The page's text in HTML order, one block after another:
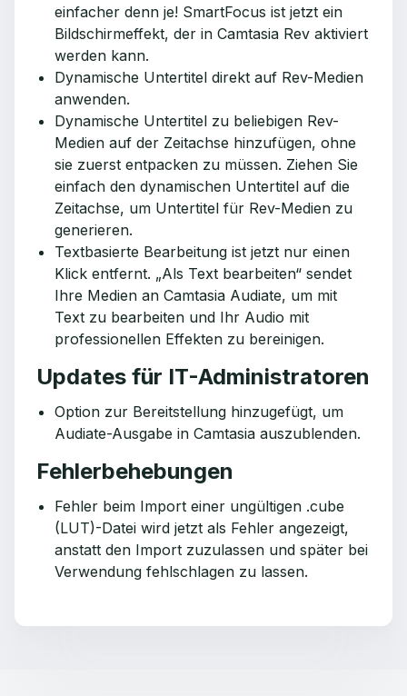
einfacher denn je! SmartFocus ist jetzt ein
Bildschirmeffekt, der in Camtasia Rev aktiviert
werden kann.
Dynamische Untertitel direkt auf Rev-Medien
anwenden.
Dynamische Untertitel zu beliebigen Rev-
Medien auf der Zeitachse hinzufügen, ohne
sie zuerst entpacken zu müssen. Ziehen Sie
einfach den dynamischen Untertitel auf die
Zeitachse, um Untertitel für Rev-Medien zu
generieren.
Textbasierte Bearbeitung ist jetzt nur einen
Klick entfernt. „Als Text bearbeiten“ sendet
Ihre Medien an Camtasia Audiate, um mit
Text zu bearbeiten und Ihr Audio mit
professionellen Effekten zu bereinigen.
Updates für IT-Administratoren
Option zur Bereitstellung hinzugefügt, um
Audiate-Ausgabe in Camtasia auszublenden.
Fehlerbehebungen
Fehler beim Import einer ungültigen .cube
(LUT)-Datei wird jetzt als Fehler angezeigt,
anstatt den Import zuzulassen und später bei
Verwendung fehlschlagen zu lassen.